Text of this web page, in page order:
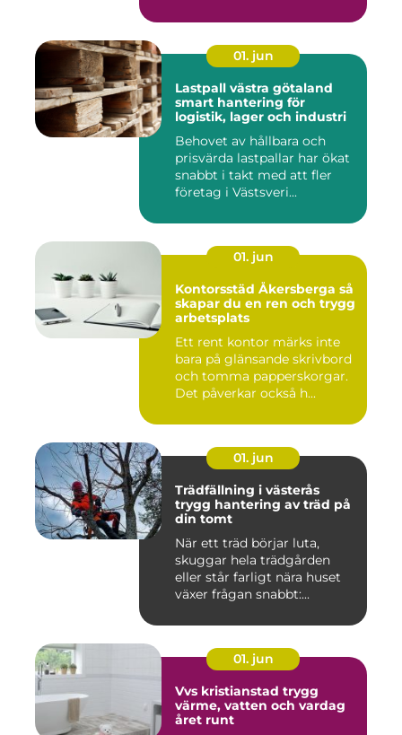
01. jun
Lastpall västra götaland
smart hantering för
logistik, lager och industri
Behovet av hållbara och
prisvärda lastpallar har ökat
snabbt i takt med att fler
företag i Västsveri...
01. jun
Kontorsstäd Åkersberga så
skapar du en ren och trygg
arbetsplats
Ett rent kontor märks inte
bara på glänsande skrivbord
och tomma papperskorgar.
Det påverkar också h...
01. jun
Trädfällning i västerås
trygg hantering av träd på
din tomt
När ett träd börjar luta,
skuggar hela trädgården
eller står farligt nära huset
växer frågan snabbt:...
01. jun
Vvs kristianstad trygg
värme, vatten och vardag
året runt